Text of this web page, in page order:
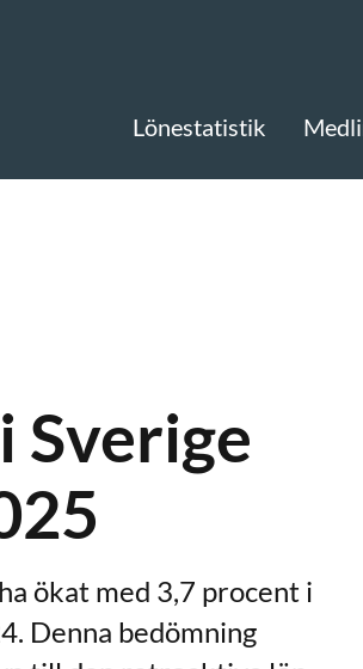
Lönestatistik
Sverige
ökat med 3,7 procent i
Denna bedömning